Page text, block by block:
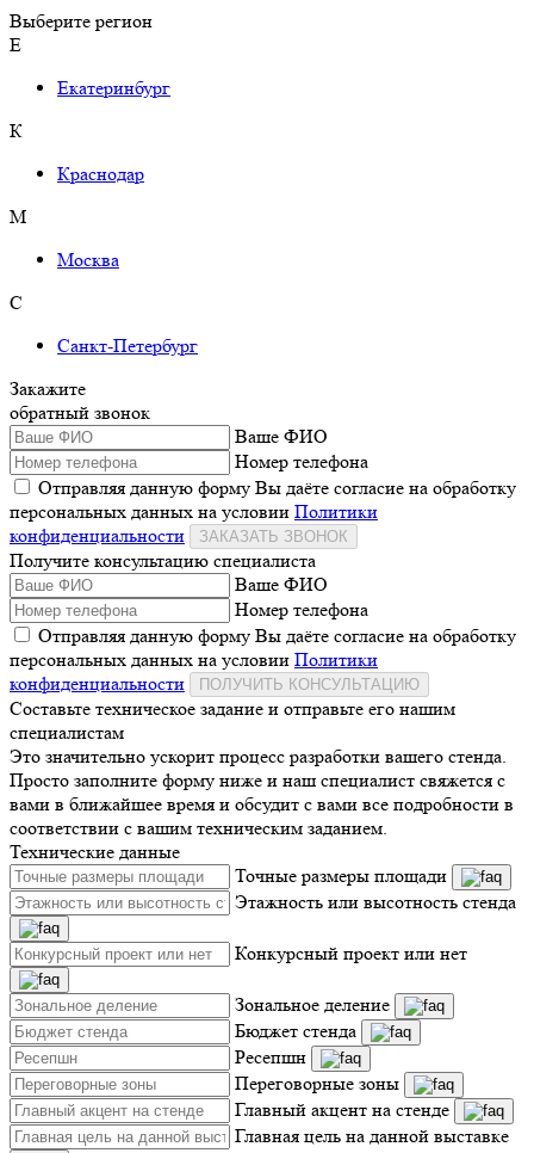
Выберите регион
Е
Екатеринбург
К
Краснодар
М
Москва
С
Санкт-Петербург
Закажите
обратный звонок
Ваше ФИО
Номер телефона
Отправляя данную форму Вы даёте согласие на обработку
персональных данных на условии Политики
конфиденциальности
ЗАКАЗАТЬ ЗВОНОК
Получите консультацию специалиста
Ваше ФИО
Номер телефона
Отправляя данную форму Вы даёте согласие на обработку
персональных данных на условии Политики
конфиденциальности
ПОЛУЧИТЬ КОНСУЛЬТАЦИЮ
Составьте техническое задание и отправьте его нашим
специалистам
Это значительно ускорит процесс разработки вашего стенда.
Просто заполните форму ниже и наш специалист свяжется с
вами в ближайшее время и обсудит с вами все подробности в
соответствии с вашим техническим заданием.
Технические данные
Точные размеры площади
Этажность или высотность стенда
Конкурсный проект или нет
Зональное деление
Бюджет стенда
Ресепшн
Переговорные зоны
Главный акцент на стенде
Главная цель на данной выставке